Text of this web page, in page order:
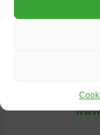
Nimmt
Alle